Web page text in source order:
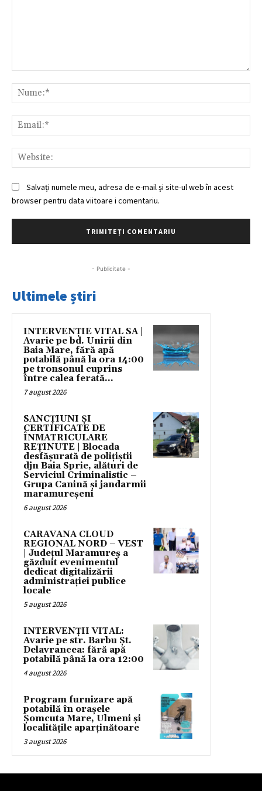
Salvați numele meu, adresa de e-mail și site-ul web în acest
browser pentru data viitoare i comentariu.
- Publicitate -
Ultimele știri
INTERVENȚIE VITAL SA |
Avarie pe bd. Unirii din
Baia Mare, fără apă
potabilă până la ora 14:00
pe tronsonul cuprins
între calea ferată...
7 august 2026
SANCȚIUNI ȘI
CERTIFICATE DE
ÎNMATRICULARE
REȚINUTE | Blocada
desfășurată de polițiștii
djn Baia Sprie, alături de
Serviciul Criminalistic –
Grupa Canină și jandarmii
maramureșeni
6 august 2026
CARAVANA CLOUD
REGIONAL NORD – VEST
| Județul Maramureș a
găzduit evenimentul
dedicat digitalizării
administrației publice
locale
5 august 2026
INTERVENȚII VITAL:
Avarie pe str. Barbu Șt.
Delavrancea: fără apă
potabilă până la ora 12:00
4 august 2026
Program furnizare apă
potabilă în orașele
Șomcuta Mare, Ulmeni și
localitățile aparținătoare
3 august 2026